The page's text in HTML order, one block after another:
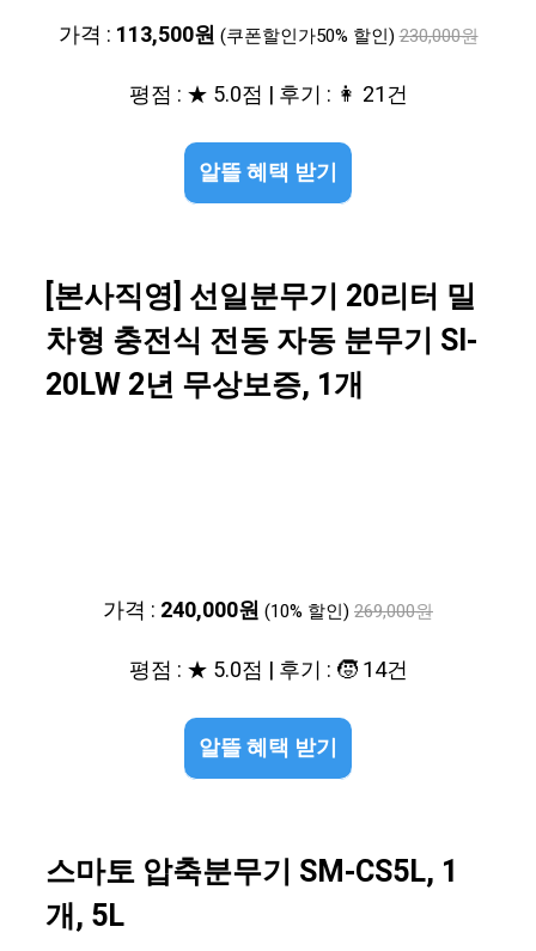
가격 : 113,500원 (쿠폰할인가50% 할인) 230,000원
평점 : ★ 5.0점 | 후기 : 👩 21건
알뜰 혜택 받기
[본사직영] 선일분무기 20리터 밀
차형 충전식 전동 자동 분무기 SI-
20LW 2년 무상보증, 1개
가격 : 240,000원 (10% 할인) 269,000원
평점 : ★ 5.0점 | 후기 : 🧒 14건
알뜰 혜택 받기
스마토 압축분무기 SM-CS5L, 1
개, 5L